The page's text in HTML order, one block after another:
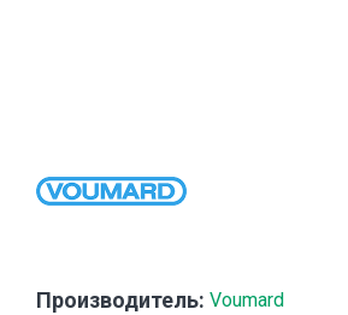
Производитель: Voumard